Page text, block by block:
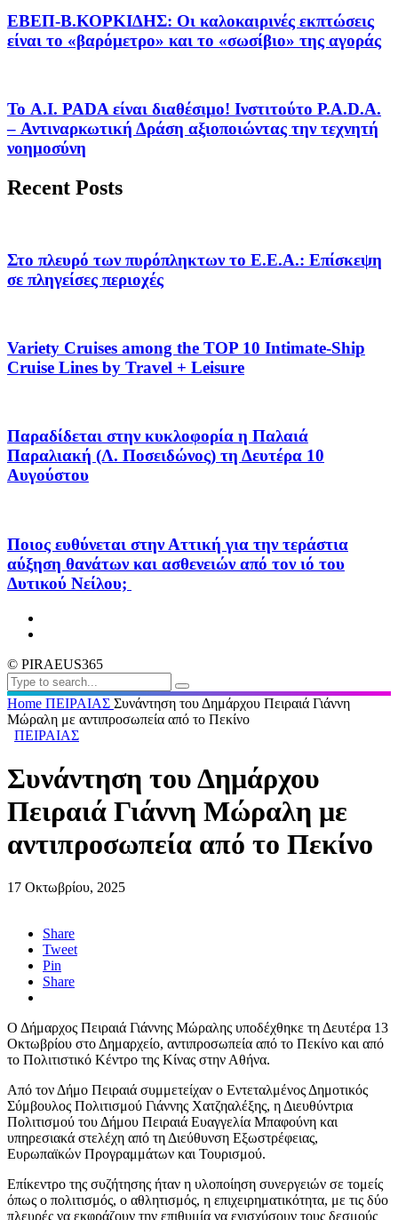
EΒΕΠ-Β.ΚΟΡΚΙΔΗΣ: Οι καλοκαιρινές εκπτώσεις
είναι το «βαρόμετρο» και το «σωσίβιο» της αγοράς
Το A.I. PADA είναι διαθέσιμο! Ινστιτούτο P.A.D.A.
– Αντιναρκωτική Δράση αξιοποιώντας την τεχνητή
νοημοσύνη
Recent Posts
Στο πλευρό των πυρόπληκτων το Ε.Ε.Α.: Επίσκεψη
σε πληγείσες περιοχές
Variety Cruises among the TOP 10 Intimate-Ship
Cruise Lines by Travel + Leisure
Παραδίδεται στην κυκλοφορία η Παλαιά
Παραλιακή (Λ. Ποσειδώνος) τη Δευτέρα 10
Αυγούστου
Ποιος ευθύνεται στην Αττική για την τεράστια
αύξηση θανάτων και ασθενειών από τον ιό του
Δυτικού Νείλου;
© PIRAEUS365
Home ΠΕΙΡΑΙΑΣ Συνάντηση του Δημάρχου Πειραιά Γιάννη
Μώραλη με αντιπροσωπεία από το Πεκίνο
ΠΕΙΡΑΙΑΣ
Συνάντηση του Δημάρχου
Πειραιά Γιάννη Μώραλη με
αντιπροσωπεία από το Πεκίνο
17 Οκτωβρίου, 2025
Share
Tweet
Pin
Share
Ο Δήμαρχος Πειραιά Γιάννης Μώραλης υποδέχθηκε τη Δευτέρα 13
Οκτωβρίου στο Δημαρχείο, αντιπροσωπεία από το Πεκίνο και από
το Πολιτιστικό Κέντρο της Κίνας στην Αθήνα.
Από τον Δήμο Πειραιά συμμετείχαν ο Εντεταλμένος Δημοτικός
Σύμβουλος Πολιτισμού Γιάννης Χατζηαλέξης, η Διευθύντρια
Πολιτισμού του Δήμου Πειραιά Ευαγγελία Μπαφούνη και
υπηρεσιακά στελέχη από τη Διεύθυνση Εξωστρέφειας,
Ευρωπαϊκών Προγραμμάτων και Τουρισμού.
Επίκεντρο της συζήτησης ήταν η υλοποίηση συνεργειών σε τομείς
όπως ο πολιτισμός, ο αθλητισμός, η επιχειρηματικότητα, με τις δύο
πλευρές να εκφράζουν την επιθυμία να ενισχύσουν τους δεσμούς